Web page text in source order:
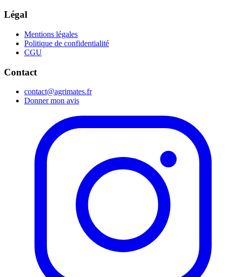
Légal
Mentions légales
Politique de confidentialité
CGU
Contact
contact@agrimates.fr
Donner mon avis